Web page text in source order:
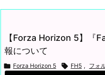
【Forza Horizon 5】『
報について
 Forza Horizon 5  FH5 , フォ